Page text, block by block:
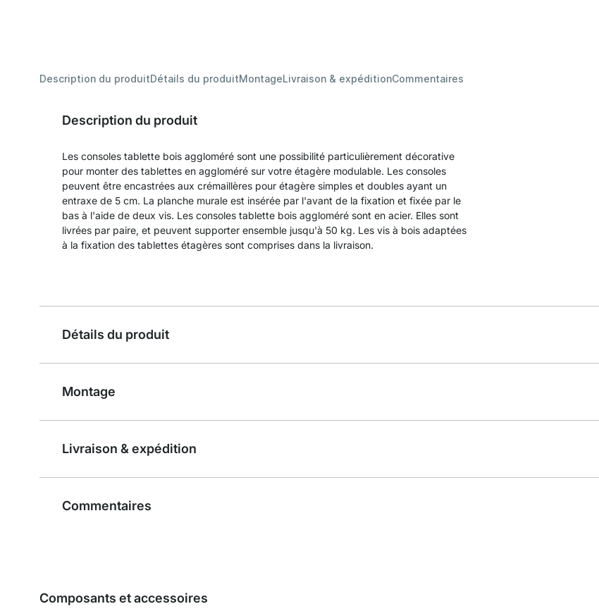
Description du produitDétails du produitMontageLivraison & expéditionCommentaires
Description du produit
Les consoles tablette bois aggloméré sont une possibilité particulièrement décorative
pour monter des tablettes en aggloméré sur votre étagère modulable. Les consoles
peuvent être encastrées aux crémaillères pour étagère simples et doubles ayant un
entraxe de 5 cm. La planche murale est insérée par l'avant de la fixation et fixée par le
bas à l'aide de deux vis. Les consoles tablette bois aggloméré sont en acier. Elles sont
livrées par paire, et peuvent supporter ensemble jusqu'à 50 kg. Les vis à bois adaptées
à la fixation des tablettes étagères sont comprises dans la livraison.
Détails du produit
Montage
Livraison & expédition
Commentaires
Composants et accessoires